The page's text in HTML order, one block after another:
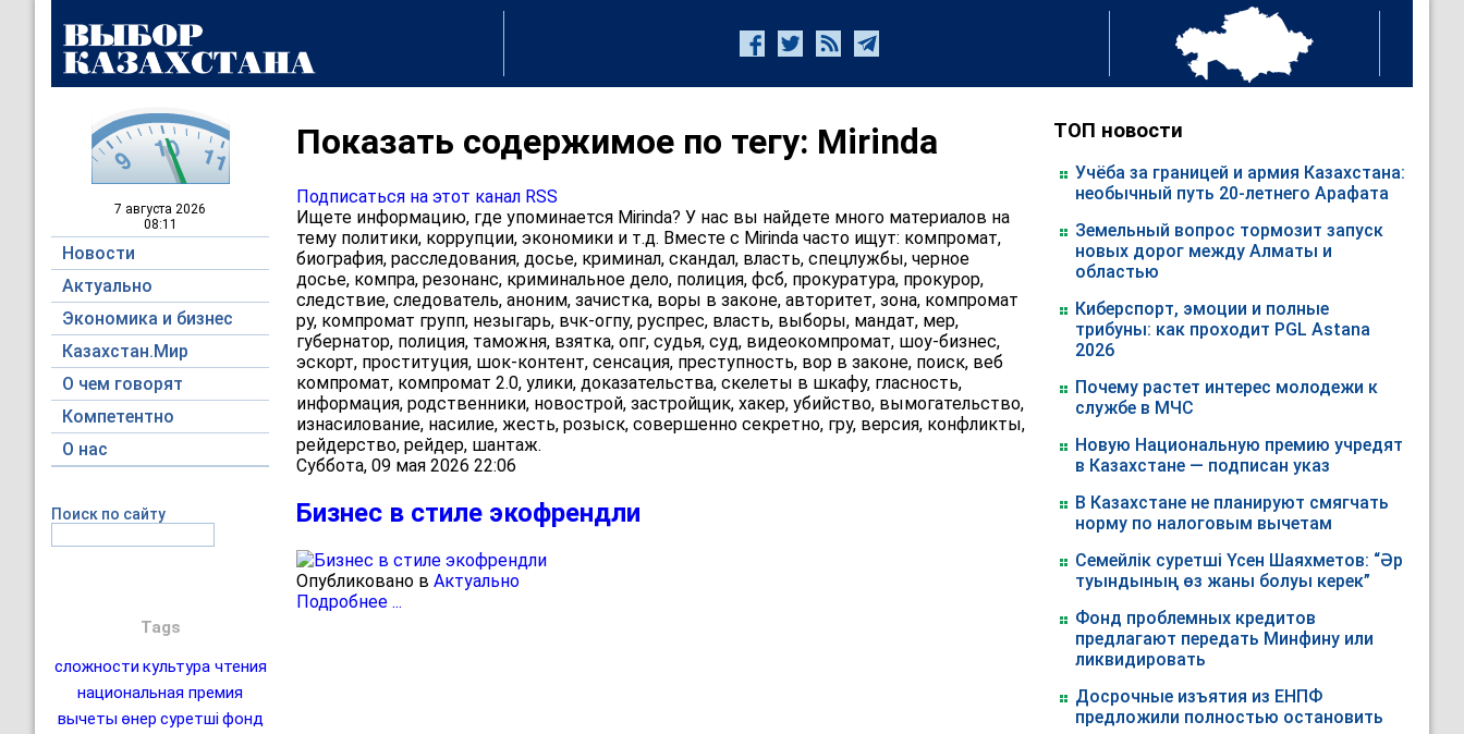
7 августа 2026
08:11
Новости
Актуально
Экономика и бизнес
Казахстан.Мир
О чем говорят
Компетентно
О нас
Поиск по сайту
Tags
сложности культура чтения
национальная премия
вычеты өнер суретшіфонд
Показать содержимое по тегу: Mirinda
Подписаться на этот канал RSS
Ищете информацию, где упоминается Mirinda? У нас вы найдете много материалов на
тему политики, коррупции, экономики и т.д. Вместе с Mirinda часто ищут: компромат,
биография, расследования, досье, криминал, скандал, власть, спецлужбы, черное
досье, компра, резонанс, криминальное дело, полиция, фсб, прокуратура, прокурор,
следствие, следователь, аноним, зачистка, воры в законе, авторитет, зона, компромат
ру, компромат групп, незыгарь, вчк-огпу, руспрес, власть, выборы, мандат, мер,
губернатор, полиция, таможня, взятка, опг, судья, суд, видеокомпромат, шоу-бизнес,
эскорт, проституция, шок-контент, сенсация, преступность, вор в законе, поиск, веб
компромат, компромат 2.0, улики, доказательства, скелеты в шкафу, гласность,
информация, родственники, новострой, застройщик, хакер, убийство, вымогательство,
изнасилование, насилие, жесть, розыск, совершенно секретно, гру, версия, конфликты,
рейдерство, рейдер, шантаж.
Суббота, 09 мая 2026 22:06
Бизнес в стиле экофрендли
Опубликовано в Актуально
Подробнее ...
ТОП новости
Учёба за границей и армия Казахстана:
необычный путь 20-летнего Арафата
Земельный вопрос тормозит запуск
новых дорог между Алматы и
областью
Киберспорт, эмоции и полные
трибуны: как проходит PGL Astana
2026
Почему растет интерес молодежи к
службе в МЧС
Новую Национальную премию учредят
в Казахстане — подписан указ
В Казахстане не планируют смягчать
норму по налоговым вычетам
Семейлік суретші Үсен Шаяхметов: “Әр
туындының өз жаны болуы керек”
Фонд проблемных кредитов
предлагают передать Минфину или
ликвидировать
Досрочные изъятия из ЕНПФ
предложили полностью остановить